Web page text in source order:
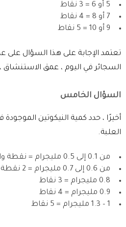
5 أو 6 = 3 نقاط
7 أو 8 = 4 نقاط
9 أو 10 = 5 نقاط
تعتمد الإجابة على هذا السؤال على
السجائر في اليوم ، عمق
السؤال الخامس
أخيرًا ، حدد كمية النيكوتين
العلبة.
من 0.1 إلى 0.5 مليجرام = نقطة واحدة
من 0.6 إلى 0.7 مليجرام = 2 نقطة
0.8 مليجرام = 3 نقاط
0.9 مليجرام = 4 نقاط
1 – 1.3 مليجرام = 5 نقاط